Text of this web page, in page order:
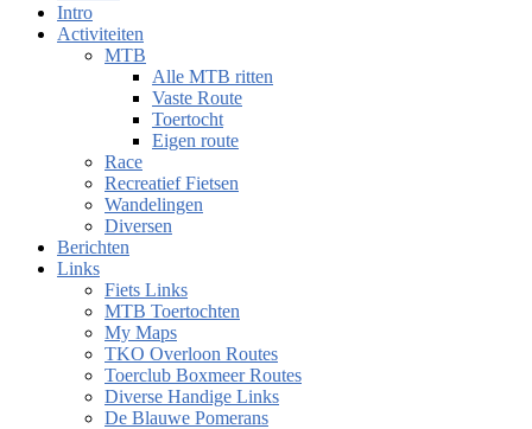
Intro
Activiteiten
MTB
Alle MTB ritten
Vaste Route
Toertocht
Eigen route
Race
Recreatief Fietsen
Wandelingen
Diversen
Berichten
Links
Fiets Links
MTB Toertochten
My Maps
TKO Overloon Routes
Toerclub Boxmeer Routes
Diverse Handige Links
De Blauwe Pomerans